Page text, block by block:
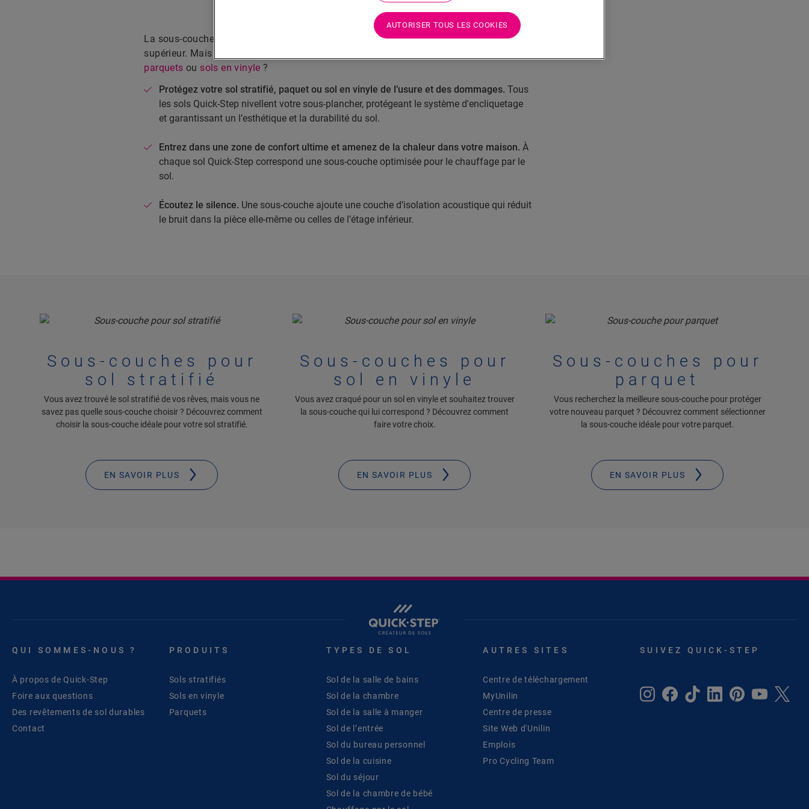
La sous-couche adéquate est une base solide qui fait passer votre sol au niveau
supérieur. Mais quels sont les avantages des sous-couches pour
parquets ou sols en vinyle ?
Protégez votre sol stratifié, paquet ou sol en vinyle de l’usure et des dommages. Tous
les sols Quick-Step nivellent votre sous-plancher, protégeant le système d'encliquetage
et garantissant un l’esthétique et la durabilité du sol.
Entrez dans une zone de confort ultime et amenez de la chaleur dans votre maison. À
chaque sol Quick-Step correspond une sous-couche optimisée pour le chauffage par le
sol.
Écoutez le silence. Une sous-couche ajoute une couche d’isolation acoustique qui réduit
le bruit dans la pièce elle-même ou celles de l’étage inférieur.
Sous-couches pour
sol stratifié
Vous avez trouvé le sol stratifié de vos rêves, mais vous ne
savez pas quelle sous-couche choisir ? Découvrez comment
choisir la sous-couche idéale pour votre sol stratifié.
EN SAVOIR PLUS
Sous-couches pour
sol en vinyle
Vous avez craqué pour un sol en vinyle et souhaitez trouver
la sous-couche qui lui correspond ? Découvrez comment
faire votre choix.
EN SAVOIR PLUS
Sous-couches pour
parquet
Vous recherchez la meilleure sous-couche pour protéger
votre nouveau parquet ? Découvrez comment sélectionner
la sous-couche idéale pour votre parquet.
EN SAVOIR PLUS
QUI SOMMES-NOUS ?
À propos de Quick-Step
Foire aux questions
Des revêtements de sol durables
Contact
PRODUITS
Sols stratifiés
Sols en vinyle
Parquets
TYPES DE SOL
Sol de la salle de bains
Sol de la chambre
Sol de la salle à manger
Sol de l’entrée
Sol du bureau personnel
Sol de la cuisine
Sol du séjour
Sol de la chambre de bébé
AUTRES SITES
Centre de téléchargement
MyUnilin
Centre de presse
Site Web d'Unilin
Emplois
Pro Cycling Team
SUIVEZ QUICK-STEP
AUTORISER TOUS LES COOKIES